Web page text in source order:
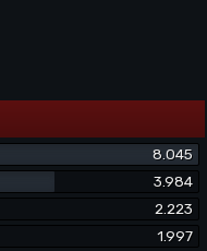
8.045
3.984
2.223
1.997